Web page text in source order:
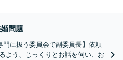
問題
門に扱う委員会で副委員長】依頼
よう、じっくりとお話を伺い、お